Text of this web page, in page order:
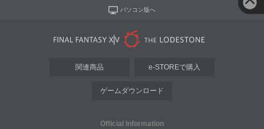
パソコン版へ
関連商品 e-STOREで購入
ゲームダウンロード
Official Information